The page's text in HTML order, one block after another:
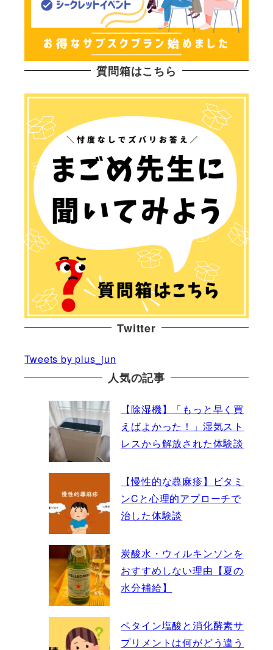
質問箱はこちら
Twitter
Tweets by plus_jun
人気の記事
【除湿機】「もっと早く買
えばよかった！」湿気スト
レスから解放された体験談
【慢性的な蕁麻疹】ビタミ
ンCと心理的アプローチで
治した体験談
炭酸水・ウィルキンソンを
おすすめしない理由【夏の
水分補給】
ベタイン塩酸と消化酵素サ
プリメントは何がどう違う